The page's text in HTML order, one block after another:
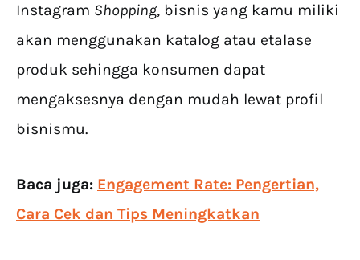
Instagram Shopping, bisnis yang kamu miliki
akan menggunakan katalog atau etalase
produk sehingga konsumen dapat
mengaksesnya dengan mudah lewat profil
bisnismu.
Baca juga: Engagement Rate: Pengertian,
Cara Cek dan Tips Meningkatkan